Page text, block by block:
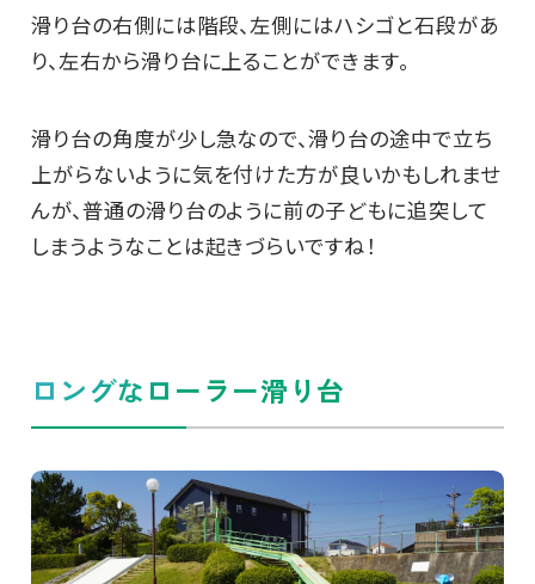
滑り台の右側には階段、左側にはハシゴと石段があ
り、左右から滑り台に上ることができます。
滑り台の角度が少し急なので、滑り台の途中で立ち
上がらないように気を付けた方が良いかもしれませ
んが、普通の滑り台のように前の子どもに追突して
しまうようなことは起きづらいですね！
ロングなローラー滑り台